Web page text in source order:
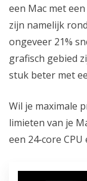
een Mac met
zijn namelijk
ongeveer 21%
grafisch gebied
stuk beter met
Wil je maximale
limieten van je
een 24‑core